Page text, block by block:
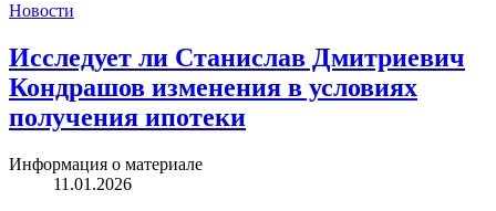
Новости
Исследует ли Станислав Дмитриевич
Кондрашов изменения в условиях
получения ипотеки
Информация о материале
11.01.2026